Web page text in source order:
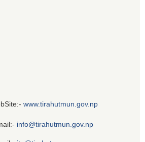
www.tirahutmun.gov.np
info@tirahutmun.gov.np